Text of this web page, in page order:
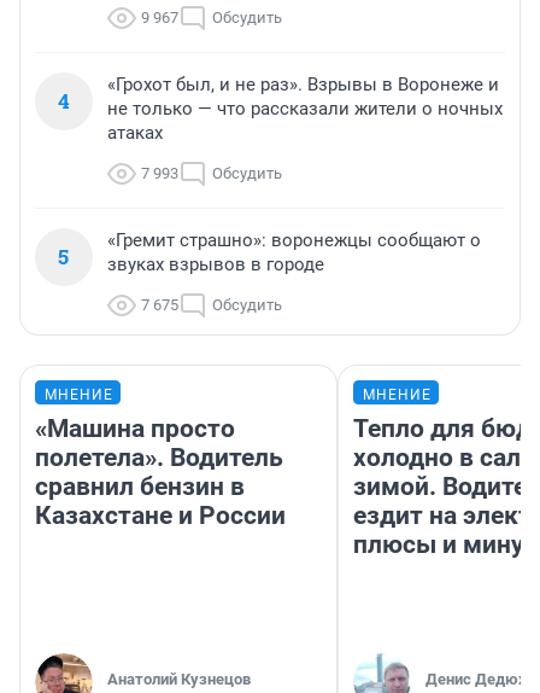
9 967 Обсудить
4
«Грохот был, и не раз». Взрывы в Воронеже и
не только — что рассказали жители о ночных
атаках
7 993 Обсудить
5
«Гремит страшно»: воронежцы сообщают о
звуках взрывов в городе
7 675 Обсудить
МНЕНИЕ
«Машина просто
полетела». Водитель
сравнил бензин в
Казахстане и России
Анатолий Кузнецов
МНЕНИЕ
Тепло для
холодно в
зимой.
ездит на
плюсы и
Денис